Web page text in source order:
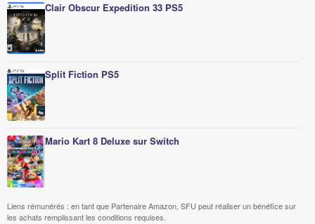
Clair Obscur Expedition 33 PS5
Split Fiction PS5
Mario Kart 8 Deluxe sur Switch
Liens rémunérés : en tant que Partenaire Amazon, SFU peut réaliser un bénéfice sur
les achats remplissant les conditions requises.